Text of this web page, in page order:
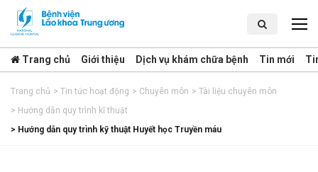
Trang chủ Giới thiệu Dịch vụ khám chữa bệnh Tin mới
Trang chủ > Tin tức hoạt động > Chuyên môn > Tài liệu chuyên môn
> Hướng dẫn quy trình kĩ thuật
> Hướng dẫn quy trình kỹ thuật Huyết học Truyền máu